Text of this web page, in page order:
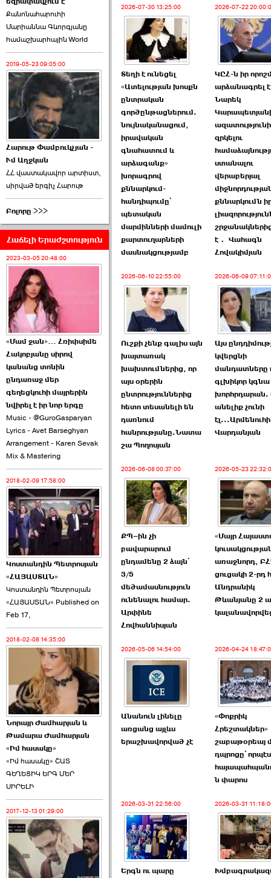
Ռուբեն Ռուբինյանը ›››
2026-06-23 21:28:00
«Ժողովուրդ»-ը
հերթական ›››
2026-06-21 23:00:00
armlur.ՔՊ-ի ներսում
սպասում են ›››
2026-06-10 22:55:00
Ուշքի չենք գալիս այն
խայտառակ ›››
2026-06-09 15:05:00
Ծառուկյանի փեսան
վնասել է ›››
2026-06-09 07:11:00
Այս ընդդիմությունը
կվերցնի ›››
2026-06-09 00:41:00
Որպես ընդդիմադիր
ընտրող՝ ›››
Քանոնահարուհի
Մարիաննա Գևորգյանը
համաշխարհային World
2019-05-23 09:05:00
Հարութ Փամբուկչյան -
Ւմ Աղջկան
ՀՀ վաստակավոր արտիստ,
սիրված երգիչ Հարութ
Բոլորը >>>
Հաճելի Երաժշտություն
2023-03-05 20:48:00
«Մամ ջան»… Հռիփսիմե
Հակոբյանը սիրով
կանանց տոնին
ընդառաջ մեր
գեղեցկուհի մայրերին
նվիրել է իր նոր երգը
Music - @GuroGasparyan
Lyrics - Avet Barseghyan
Arrangement - Karen Sevak
Mix & Mastering
2018-02-09 17:58:00
Կոստանդին Պետրոսյան
«ՀԱՅԱՍՏԱՆ»
Կոստանդին Պետրոսյան
«ՀԱՅԱՍՏԱՆ» Published on
Feb 17,
2018-02-08 14:35:00
Նորայր Ժամհարյան և
Թամարա Ժամհարյան
«Իմ հասակը»
«Իմ հասակը» ՇԱՏ
ԳԵՂԵՑԻԿ ԵՐԳ ՄԵՐ
ՍԻՐԵԼԻ
2017-12-13 01:29:00
2026-07-30 13:25:00
Տեղի է ունեցել
«Ատելության խոսքն
ընտրական
գործընթացներում.
նույնականացում,
իրավական
գնահատում և
արձագանք»
խորագրով
քննարկում-
հանդիպումը՝
պետական
մարմինների մամուլի
քարտուղարների
մասնակցությամբ
2026-07-22
ԿԸՀ-ն իր
արձանագրել
Նարեկ
զրկելու
ստանալու
վերաբերյալ
քննարկումն
է․ Վահագն
Հովակիմյան
2026-06-10 22:55:00
Ուշքի չենք գալիս այն
խայտառակ
խախտումներից, որ
այս օրերին
ընտրություններից
հետո տեսանելի են
դառնում
հանրությանը.Նատա
շա Պողոսյան
2026-06-09
Այս
կվերցնի
մանդատները
գլխիկոր կգնա
խորհրդարան.
անելիք չունի
էլ...Արմենուհի
Վարդանյան
2026-06-08 00:37:00
ՔՊ–ին չի
բավարարում
ընդամենը 2 ձայն՝
3/5
մեծամասնություն
ունենալու համար.
Արփինե
Հովհաննիսյան
2026-05-23
«Մայր
առաջնորդ,
ցուցակի 2-րդ
Անդրանիկ
Թևանյանը 2
2026-05-06 14:54:00
Անանուն լինելը
առցանց այլևս
երաշխավորված չէ
2026-04-24
«Փոքրիկ
Հրեշտակներ»
շաբաթօրեայ
դպրոցը՝ որպէս
ն փարոս
2026-03-31 22:56:00
Երգն ու պարը
2026-03-31